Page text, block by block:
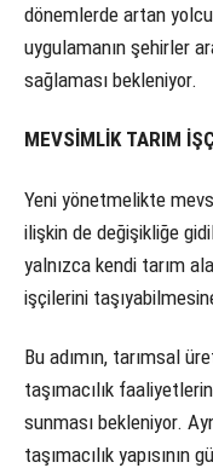
dönemlerde artan
uygulamanın şehirler
sağlaması bekleniyor.
MEVSİMLİK TARIM
Yeni yönetmelikte
ilişkin de değişikliğe
yalnızca kendi tarım
işçilerini
Bu adımın, tarımsal
taşımacılık
sunması bekleniyor.
taşımacılık